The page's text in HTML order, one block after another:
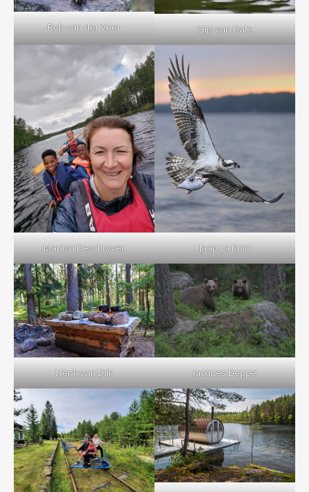
Rob van der Veer Gijs van Dale
Marilyn Deschryver Jaap La Brijn
Henk van Dijk Jacques Deppe